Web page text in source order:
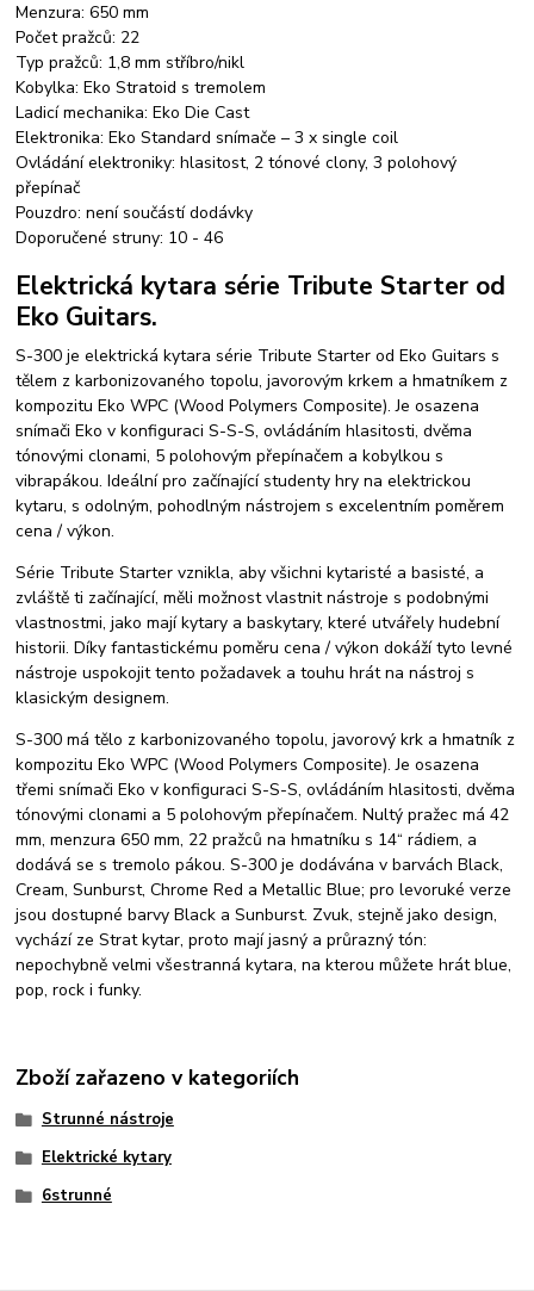
Menzura: 650 mm
Počet pražců: 22
Typ pražců: 1,8 mm stříbro/nikl
Kobylka: Eko Stratoid s tremolem
Ladicí mechanika: Eko Die Cast
Elektronika: Eko Standard snímače – 3 x single coil
Ovládání elektroniky: hlasitost, 2 tónové clony, 3 polohový
přepínač
Pouzdro: není součástí dodávky
Doporučené struny: 10 - 46
Elektrická kytara série Tribute Starter od
Eko Guitars.
S-300 je elektrická kytara série Tribute Starter od Eko Guitars s
tělem z karbonizovaného topolu, javorovým krkem a hmatníkem z
kompozitu Eko WPC (Wood Polymers Composite). Je osazena
snímači Eko v konfiguraci S-S-S, ovládáním hlasitosti, dvěma
tónovými clonami, 5 polohovým přepínačem a kobylkou s
vibrapákou. Ideální pro začínající studenty hry na elektrickou
kytaru, s odolným, pohodlným nástrojem s excelentním poměrem
cena / výkon.
Série Tribute Starter vznikla, aby všichni kytaristé a basisté, a
zvláště ti začínající, měli možnost vlastnit nástroje s podobnými
vlastnostmi, jako mají kytary a baskytary, které utvářely hudební
historii. Díky fantastickému poměru cena / výkon dokáží tyto levné
nástroje uspokojit tento požadavek a touhu hrát na nástroj s
klasickým designem.
S-300 má tělo z karbonizovaného topolu, javorový krk a hmatník z
kompozitu Eko WPC (Wood Polymers Composite). Je osazena
třemi snímači Eko v konfiguraci S-S-S, ovládáním hlasitosti, dvěma
tónovými clonami a 5 polohovým přepínačem. Nultý pražec má 42
mm, menzura 650 mm, 22 pražců na hmatníku s 14“ rádiem, a
dodává se s tremolo pákou. S-300 je dodávána v barvách Black,
Cream, Sunburst, Chrome Red a Metallic Blue; pro levoruké verze
jsou dostupné barvy Black a Sunburst. Zvuk, stejně jako design,
vychází ze Strat kytar, proto mají jasný a průrazný tón:
nepochybně velmi všestranná kytara, na kterou můžete hrát blue,
pop, rock i funky.
Zboží zařazeno v kategoriích
Strunné nástroje
Elektrické kytary
6strunné